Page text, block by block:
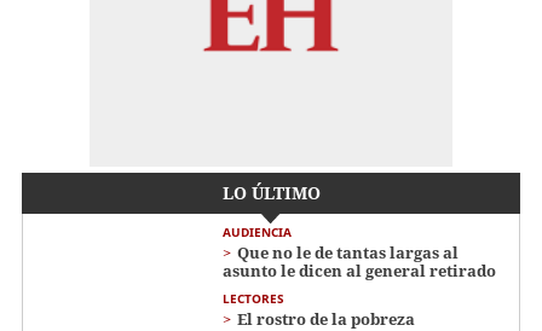
LO ÚLTIMO
AUDIENCIA
Que no le de tantas largas al
asunto le dicen al general retirado
LECTORES
El rostro de la pobreza